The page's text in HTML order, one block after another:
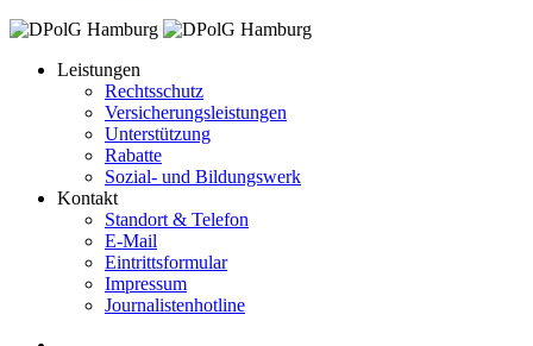
Leistungen
Rechtsschutz
Versicherungsleistungen
Unterstützung
Rabatte
Sozial- und Bildungswerk
Kontakt
Standort & Telefon
E-Mail
Eintrittsformular
Impressum
Journalistenhotline